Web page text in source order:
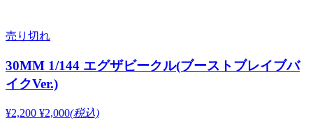
売り切れ
30MM 1/144 エグザビークル(ブーストブレイブバ
イクVer.)
¥2,200 ¥2,000(税込)